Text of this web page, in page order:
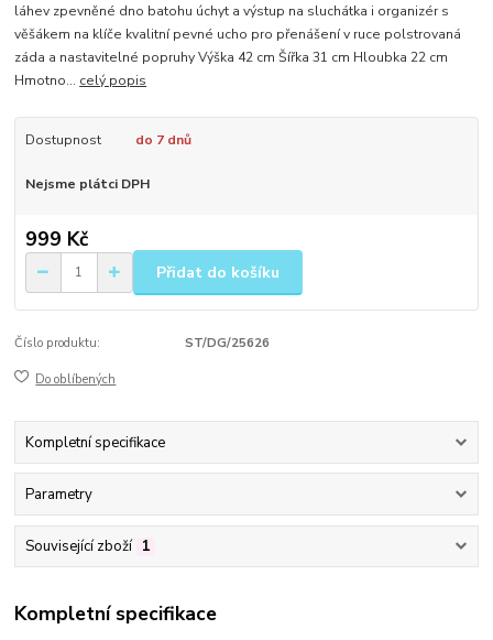
láhev zpevněné dno batohu úchyt a výstup na sluchátka i organizér s
věšákem na klíče kvalitní pevné ucho pro přenášení v ruce polstrovaná
záda a nastavitelné popruhy Výška 42 cm Šířka 31 cm Hloubka 22 cm
Hmotno... celý popis
Dostupnost do 7 dnů
Nejsme plátci DPH
999 Kč
Přidat do košíku
Číslo produktu: ST/DG/25626
Do oblíbených
Kompletní specifikace
Parametry
Související zboží 1
Kompletní specifikace